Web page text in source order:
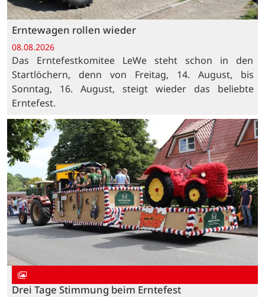
Erntewagen rollen wieder
08.08.2026
Das Erntefestkomitee LeWe steht schon in den
Startlöchern, denn von Freitag, 14. August, bis
Sonntag, 16. August, steigt wieder das beliebte
Erntefest.
Drei Tage Stimmung beim Erntefest